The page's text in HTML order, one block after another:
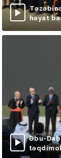
həyat
Əbu-